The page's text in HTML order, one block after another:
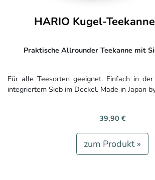
HARIO Kugel-
Praktische Allrounder Teekanne mit
Für alle Teesorten geeignet. Einfach in
integriertem Sieb im Deckel. Made in Japan
39,90 €
zum Produkt »